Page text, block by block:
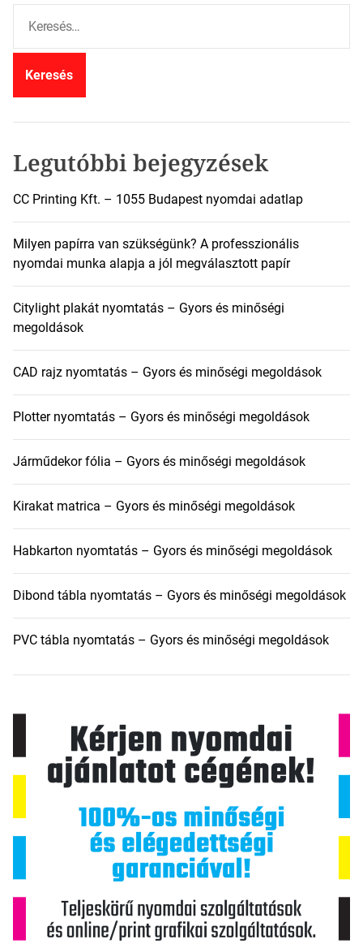
r
Legutóbbi bejegyzések
CC Printing Kft. – 1055 Budapest nyomdai adatlap
Milyen papírra van szükségünk? A professzionális
nyomdai munka alapja a jól megválasztott papír
Citylight plakát nyomtatás – Gyors és minőségi
megoldások
CAD rajz nyomtatás – Gyors és minőségi megoldások
Plotter nyomtatás – Gyors és minőségi megoldások
Járműdekor fólia – Gyors és minőségi megoldások
Kirakat matrica – Gyors és minőségi megoldások
Habkarton nyomtatás – Gyors és minőségi megoldások
Dibond tábla nyomtatás – Gyors és minőségi megoldások
PVC tábla nyomtatás – Gyors és minőségi megoldások